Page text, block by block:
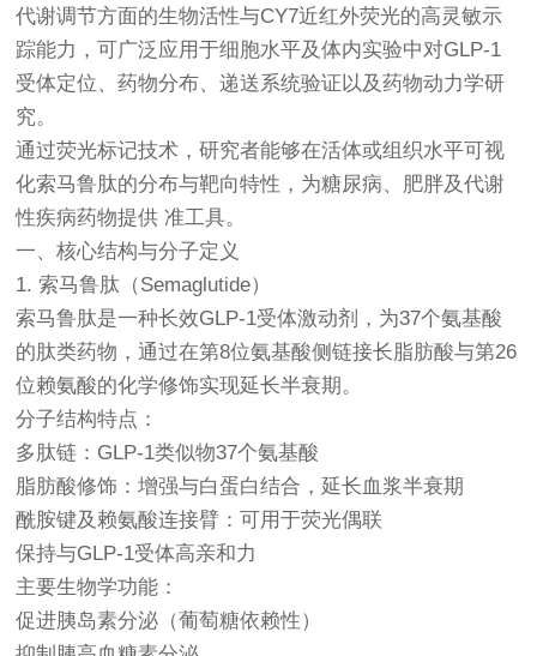
代谢调节方面的生物活性与CY7近红外荧光的高灵敏示
踪能力，可广泛应用于细胞水平及体内实验中对GLP-1
受体定位、药物分布、递送系统验证以及药物动力学研
究。
通过荧光标记技术，研究者能够在活体或组织水平可视
化索马鲁肽的分布与靶向特性，为糖尿病、肥胖及代谢
性疾病药物提供 准工具。
一、核心结构与分子定义
1. 索马鲁肽（Semaglutide）
索马鲁肽是一种长效GLP-1受体激动剂，为37个氨基酸
的肽类药物，通过在第8位氨基酸侧链接长脂肪酸与第26
位赖氨酸的化学修饰实现延长半衰期。
分子结构特点：
多肽链：GLP-1类似物37个氨基酸
脂肪酸修饰：增强与白蛋白结合，延长血浆半衰期
酰胺键及赖氨酸连接臂：可用于荧光偶联
保持与GLP-1受体高亲和力
主要生物学功能：
促进胰岛素分泌（葡萄糖依赖性）